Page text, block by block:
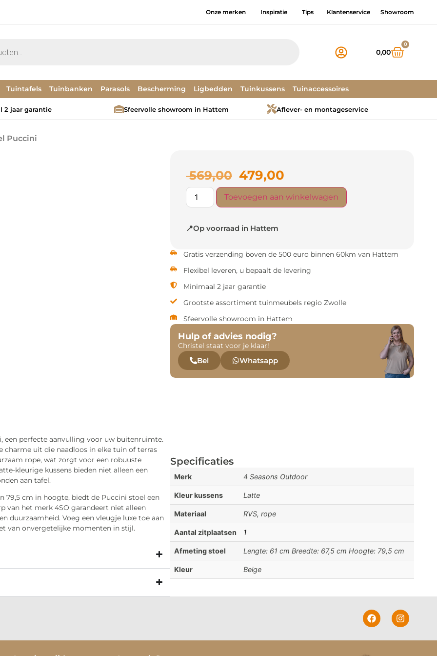
Onze merken Inspiratie Tips Klantenservice Showroom
0,00
0
Tuintafels Tuinbanken Parasols Bescherming Ligbedden Tuinkussens Tuinaccessoires
2 jaar garantie Sfeervolle showroom in Hattem Aflever- en montageservice
Puccini
569,00 479,00
Toevoegen aan winkelwagen
📍Op voorraad in Hattem
Gratis verzending boven de 500 euro binnen 60km van Hattem
Flexibel leveren, u bepaalt de levering
Minimaal 2 jaar garantie
Grootste assortiment tuinmeubels regio Zwolle
Sfeervolle showroom in Hattem
Hulp of advies nodig?
Christel staat voor je klaar!
Bel Whatsapp
een perfecte aanvulling voor uw buitenruimte.
charme uit die naadloos in elke tuin of terras
rope, wat zorgt voor een robuuste
kleurige kussens bieden niet alleen een
aan tafel.
79,5 cm in hoogte, biedt de Puccini stoel een
van het merk 4SO garandeert niet alleen
duurzaamheid. Voeg een vleugje luxe toe aan
van onvergetelijke momenten in stijl.
Specificaties
Merk 4 Seasons Outdoor
Kleur kussens Latte
Materiaal RVS, rope
Aantal zitplaatsen 1
Afmeting stoel Lengte: 61 cm Breedte: 67,5 cm Hoogte: 79,5 cm
Kleur Beige